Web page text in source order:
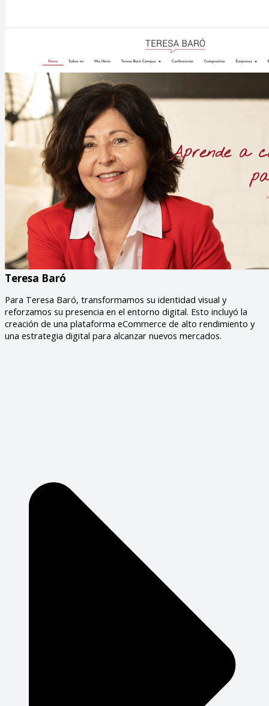
Teresa Baró
Para Teresa Baró, transformamos su identidad visual y
reforzamos su presencia en el entorno digital. Esto incluyó la
creación de una plataforma eCommerce de alto rendimiento y
una estrategia digital para alcanzar nuevos mercados.